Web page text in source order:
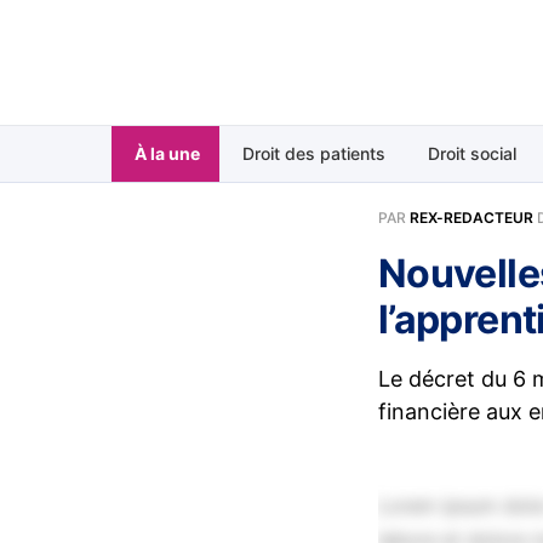
À la une Droit des patients Droit social
PAR REX-REDACTEUR
Le décret du 6
financière aux
Lorem ipsum